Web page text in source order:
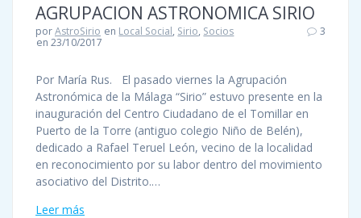
AGRUPACION ASTRONOMICA SIRIO
porAstroSirio en Local Social, Sirio, Socios
en 23/10/2017
3
Por María Rus. El pasado viernes la Agrupación
Astronómica de la Málaga “Sirio” estuvo presente en la
inauguración del Centro Ciudadano de el Tomillar en
Puerto de la Torre (antiguo colegio Niño de Belén),
dedicado a Rafael Teruel León, vecino de la localidad
en reconocimiento por su labor dentro del movimiento
asociativo del Distrito.…
Leer más